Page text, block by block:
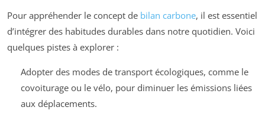
Pour appréhender le concept de bilan carbone, il est essentiel
d’intégrer des habitudes durables dans notre quotidien. Voici
quelques pistes à explorer :
Adopter des modes de transport écologiques, comme le
covoiturage ou le vélo, pour diminuer les émissions liées
aux déplacements.